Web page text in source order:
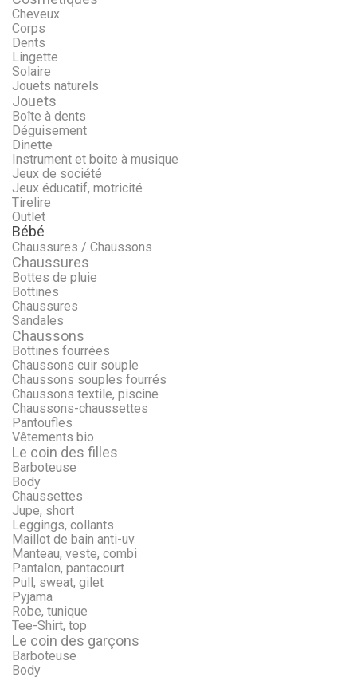
Cheveux
Corps
Dents
Lingette
Solaire
Jouets naturels
Jouets
Boîte à dents
Déguisement
Dinette
Instrument et boite à musique
Jeux de société
Jeux éducatif, motricité
Tirelire
Outlet
Bébé
Chaussures / Chaussons
Chaussures
Bottes de pluie
Bottines
Chaussures
Sandales
Chaussons
Bottines fourrées
Chaussons cuir souple
Chaussons souples fourrés
Chaussons textile, piscine
Chaussons-chaussettes
Pantoufles
Vêtements bio
Le coin des filles
Barboteuse
Body
Chaussettes
Jupe, short
Leggings, collants
Maillot de bain anti-uv
Manteau, veste, combi
Pantalon, pantacourt
Pull, sweat, gilet
Pyjama
Robe, tunique
Tee-Shirt, top
Le coin des garçons
Barboteuse
Body